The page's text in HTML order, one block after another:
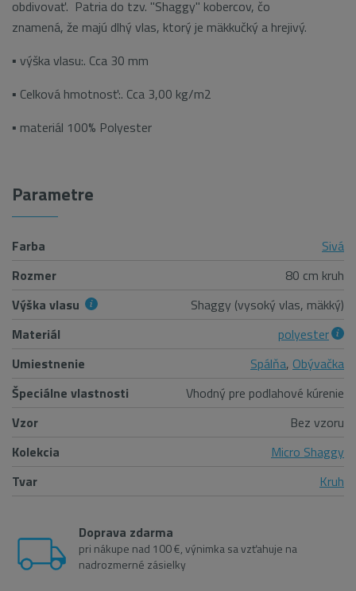
obdivovať. Patria do tzv. "Shaggy" kobercov, čo
znamená, že majú dlhý vlas, ktorý je mäkkučký a hrejivý.
▪ výška vlasu:. Cca 30 mm
▪ Celková hmotnosť:. Cca 3,00 kg/m2
▪ materiál 100% Polyester
Parametre
Farba
Sivá
Rozmer
80 cm kruh
Výška vlasu
Shaggy (vysoký vlas, mäkký)
Materiál
polyester
Umiestnenie
Spálňa, Obývačka
Špeciálne vlastnosti
Vhodný pre podlahové kúrenie
Vzor
Bez vzoru
Kolekcia
Micro Shaggy
Tvar
Kruh
Doprava zdarma
pri nákupe nad 100 €, výnimka sa vzťahuje na
nadrozmerné zásielky